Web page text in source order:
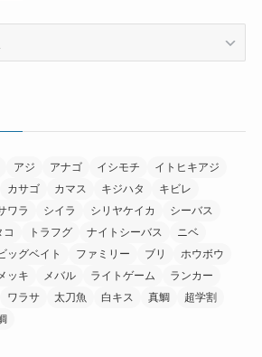
アジ アナゴ イシモチ
イトヒキアジ
カサゴ カマス キジハタ
キビレ
ワラ シイラ シリヤケイカ
シーバス
コ トラフグ ナイトシーバス
ニベ
ッグベイト ファミリー ブリ
ホウボウ
ッキ メバル ライトゲーム
ランカー
ワラサ 太刀魚 白キス 真鯛
超学割